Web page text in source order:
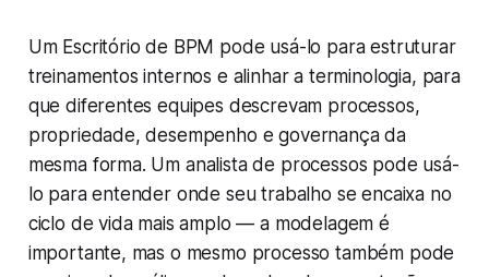
Um Escritório de BPM pode usá-lo para estruturar
treinamentos internos e alinhar a terminologia, para
que diferentes equipes descrevam processos,
propriedade, desempenho e governança da
mesma forma. Um analista de processos pode usá-
lo para entender onde seu trabalho se encaixa no
ciclo de vida mais amplo — a modelagem é
importante, mas o mesmo processo também pode